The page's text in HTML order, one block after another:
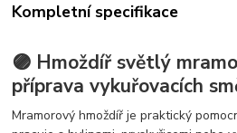
Kompletní specifikace
🟣 Hmoždíř světlý
příprava vykuřovacích
Mramorový hmoždíř je praktický